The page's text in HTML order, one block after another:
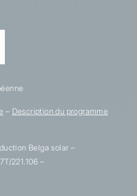
– Description du programme
Belga solar –
221.106 –